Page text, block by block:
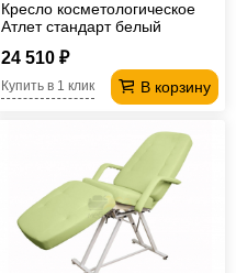
Кресло косметологическое
Атлет стандарт белый
24 510 ₽
В корзину
Купить в 1 клик